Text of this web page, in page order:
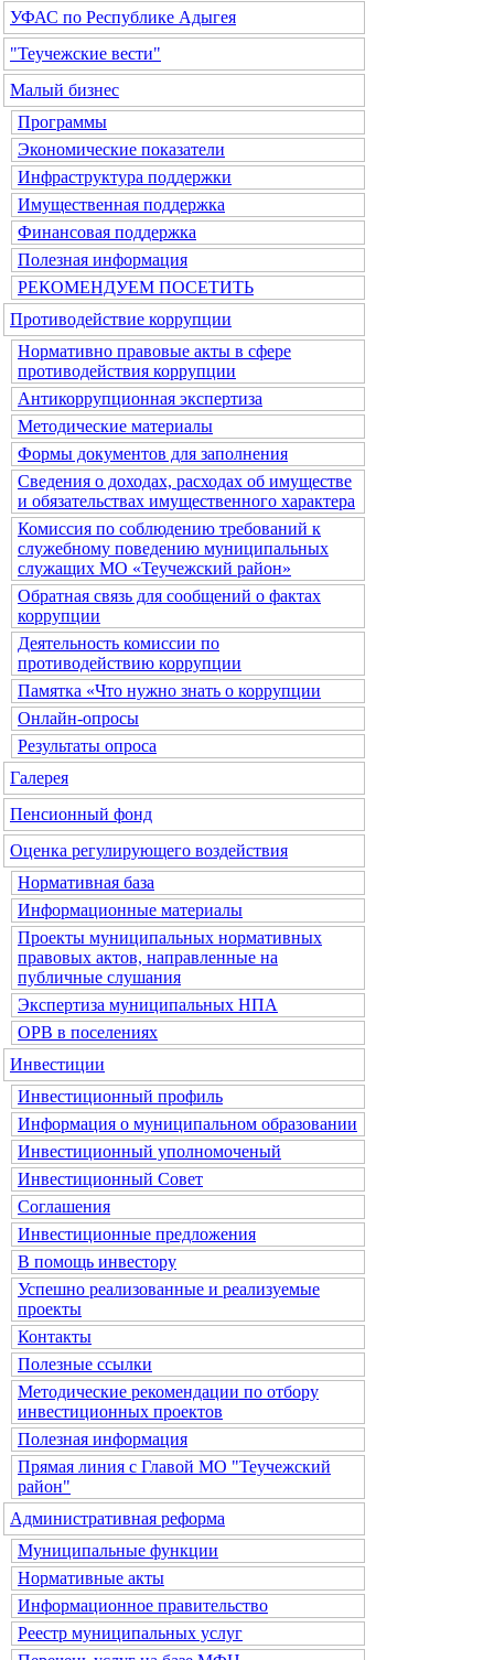
УФАС по Республике Адыгея
"Теучежские вести"
Малый бизнес
Программы
Экономические показатели
Инфраструктура поддержки
Имущественная поддержка
Финансовая поддержка
Полезная информация
РЕКОМЕНДУЕМ ПОСЕТИТЬ
Противодействие коррупции
Нормативно правовые акты в сфере
противодействия коррупции
Антикоррупционная экспертиза
Методические материалы
Формы документов для заполнения
Сведения о доходах, расходах об имуществе
и обязательствах имущественного характера
Комиссия по соблюдению требований к
служебному поведению муниципальных
служащих МО «Теучежский район»
Обратная связь для сообщений о фактах
коррупции
Деятельность комиссии по
противодействию коррупции
Памятка «Что нужно знать о коррупции
Онлайн-опросы
Результаты опроса
Галерея
Пенсионный фонд
Оценка регулирующего воздействия
Нормативная база
Информационные материалы
Проекты муниципальных нормативных
правовых актов, направленные на
публичные слушания
Экспертиза муниципальных НПА
ОРВ в поселениях
Инвестиции
Инвестиционный профиль
Информация о муниципальном образовании
Инвестиционный уполномоченый
Инвестиционный Совет
Соглашения
Инвестиционные предложения
В помощь инвестору
Успешно реализованные и реализуемые
проекты
Контакты
Полезные ссылки
Методические рекомендации по отбору
инвестиционных проектов
Полезная информация
Прямая линия с Главой МО "Теучежский
район"
Административная реформа
Муниципальные функции
Нормативные акты
Информационное правительство
Реестр муниципальных услуг